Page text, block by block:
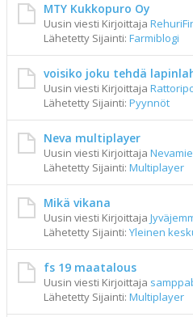
MTY Kukkopuro Oy
Uusin viesti Kirjoittaja
Lähetetty Sijainti: Farmiblogi
voisiko joku tehdä
Uusin viesti Kirjoittaja
Lähetetty Sijainti: Pyynnöt
Neva multiplayer
Uusin viesti Kirjoittaja
Lähetetty Sijainti: Multiplayer
Mikä vikana
Uusin viesti Kirjoittaja
Lähetetty Sijainti: Yleinen
fs 19 maatalous
Uusin viesti Kirjoittaja
Lähetetty Sijainti: Multiplayer